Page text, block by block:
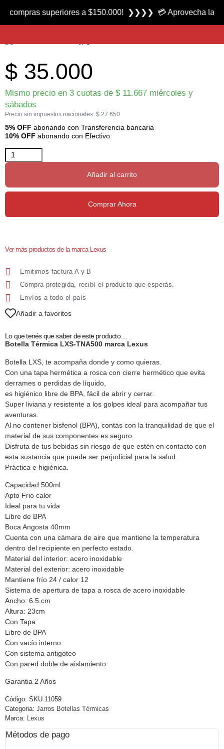
Producto nuevo
Botella Térmica LXS-TNA500 marca Lexus
$ 35.000
Mismo precio en 3 cuotas de $11.667 miércoles y
sábados
Precio sin impuestos nacionales: $ 27.650
5% OFF abonando con Transferencia bancaria
10% OFF abonando con Efectivo
Añadir al carrito
Comprar Ahora
Ver más productos de la marca Lexus
Emitimos factura A y B
Compra protegida, recibí el producto que esperás.
Envíos a todo el país
Añadir a favoritos
Lo que tenés que saber de este producto…
Botella Térmica LXS-TNA500 marca Lexus
Botella LXS, te acompaña donde y como quieras.
Con una tapa hermética a rosca con cierre hermético que evita
derrames o perdidas de líquido,
es higiénico libre de BPA, fácil de abrir y cerrar.
Super liviana y resistente a los golpes ideal para acompañar tus
aventuras.
Al no contener bisfenol (BPA), contás con la tranquilidad de que el
material de sus componentes es seguro.
Disfruta de tus bebidas sin riesgo de que estén en contacto con
esta sustancia que puede ser perjudicial para la salud.
Práctica e higiénica.
Capacidad 500ml
Apto Frio calor
Ideal para tu vida
Libre de BPA
Boca Angosta 40mm
Cuenta con una cámara de aire que mantiene la temperatura
dentro del recipiente en perfecto estado.
Material del interior: acero inoxidable
Material del exterior: acero inoxidable
Mantiene frío 24 / calor 12
Sistema de apertura de tapa a rosca de acero inoxidable
Ancho: 6.5 cm
Altura: 23cm
Con Tapa
Libre de BPA
Con vacío interno
Con sistema antigoteo
Con pared doble de aislamiento
Garantia 2 Años
Código: SKU 11059
Categoria: Jarros Botellas Térmicas
Marca: Lexus
Métodos de pago
superiores a $150.000! ❯❯❯❯ 💳 Aprovecha las 3